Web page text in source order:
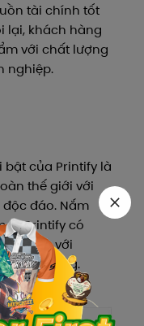
tài chính tốt
lại, khách hàng
với chất lượng
nghiệp.
bật của Printify là
thế giới với
đáo. Nắm
từ Printify có
hơn so với
chóng.